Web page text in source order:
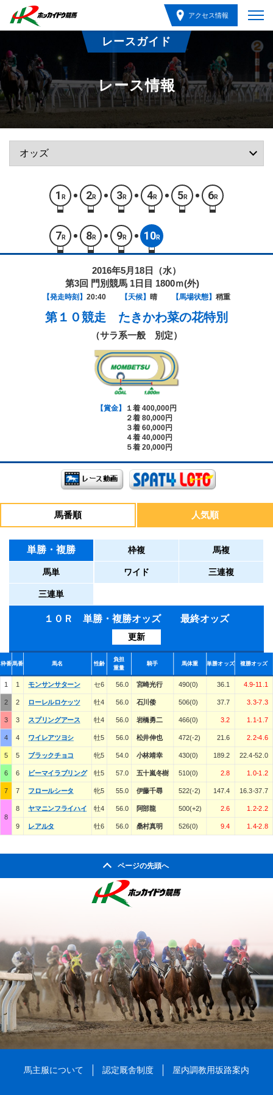
アクセス情報
レースガイド
レース情報
1 R 2R 3R 4R 5R 6R
7 R 8R 9R 10R
2016年5月18日（水）
第3回 門別競馬 1日目 1800ｍ(外)
【発走時刻】 20:40 【天候】 晴 【馬場状態】 稍重
第１０競走 たきかわ菜の花特別
（サラ系一般 別定）
【賞金】
１着 400,000円
２着 80,000円
３着 60,000円
４着 40,000円
５着 20,000円
馬番順 人気順
単勝・複勝 枠複 馬複
馬単 ワイド 三連複
三連単
１０Ｒ 単勝・複勝オッズ 最終オッズ
更新
枠番馬番 馬名 性齢
負担
重量
騎手 馬体重 単勝オッズ 複勝オッズ
1 1 モンサンサターン セ6 56.0 宮崎光行 490(0) 36.1 4.9-11.1
2 2 ローレルロケッツ 牡4 56.0 石川倭 506(0) 37.7 3.3-7.3
3 3 スプリングアース 牡4 56.0 岩橋勇二 466(0) 3.2 1.1-1.7
4 4 ワイレアツヨシ 牡5 56.0 松井伸也 472(-2) 21.6 2.2-4.6
5 5 ブラックチョコ 牝5 54.0 小林靖幸 430(0) 189.2 22.4-52.0
6 6 ビーマイラブリング 牡5 57.0 五十嵐冬樹 510(0) 2.8 1.0-1.2
7 7 フロールシータ 牝5 55.0 伊藤千尋 522(-2) 147.4 16.3-37.7
8
8 ヤマニンフライハイ 牡4 56.0 阿部龍 500(+2) 2.6 1.2-2.2
9 レアルタ 牡6 56.0 桑村真明 526(0) 9.4 1.4-2.8
ページの先頭へ
馬主服について 認定厩舎制度 屋内調教用坂路案内